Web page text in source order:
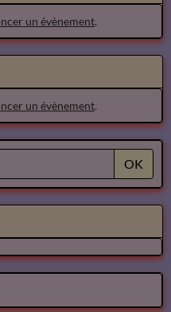
un évènement.
un évènement.
OK